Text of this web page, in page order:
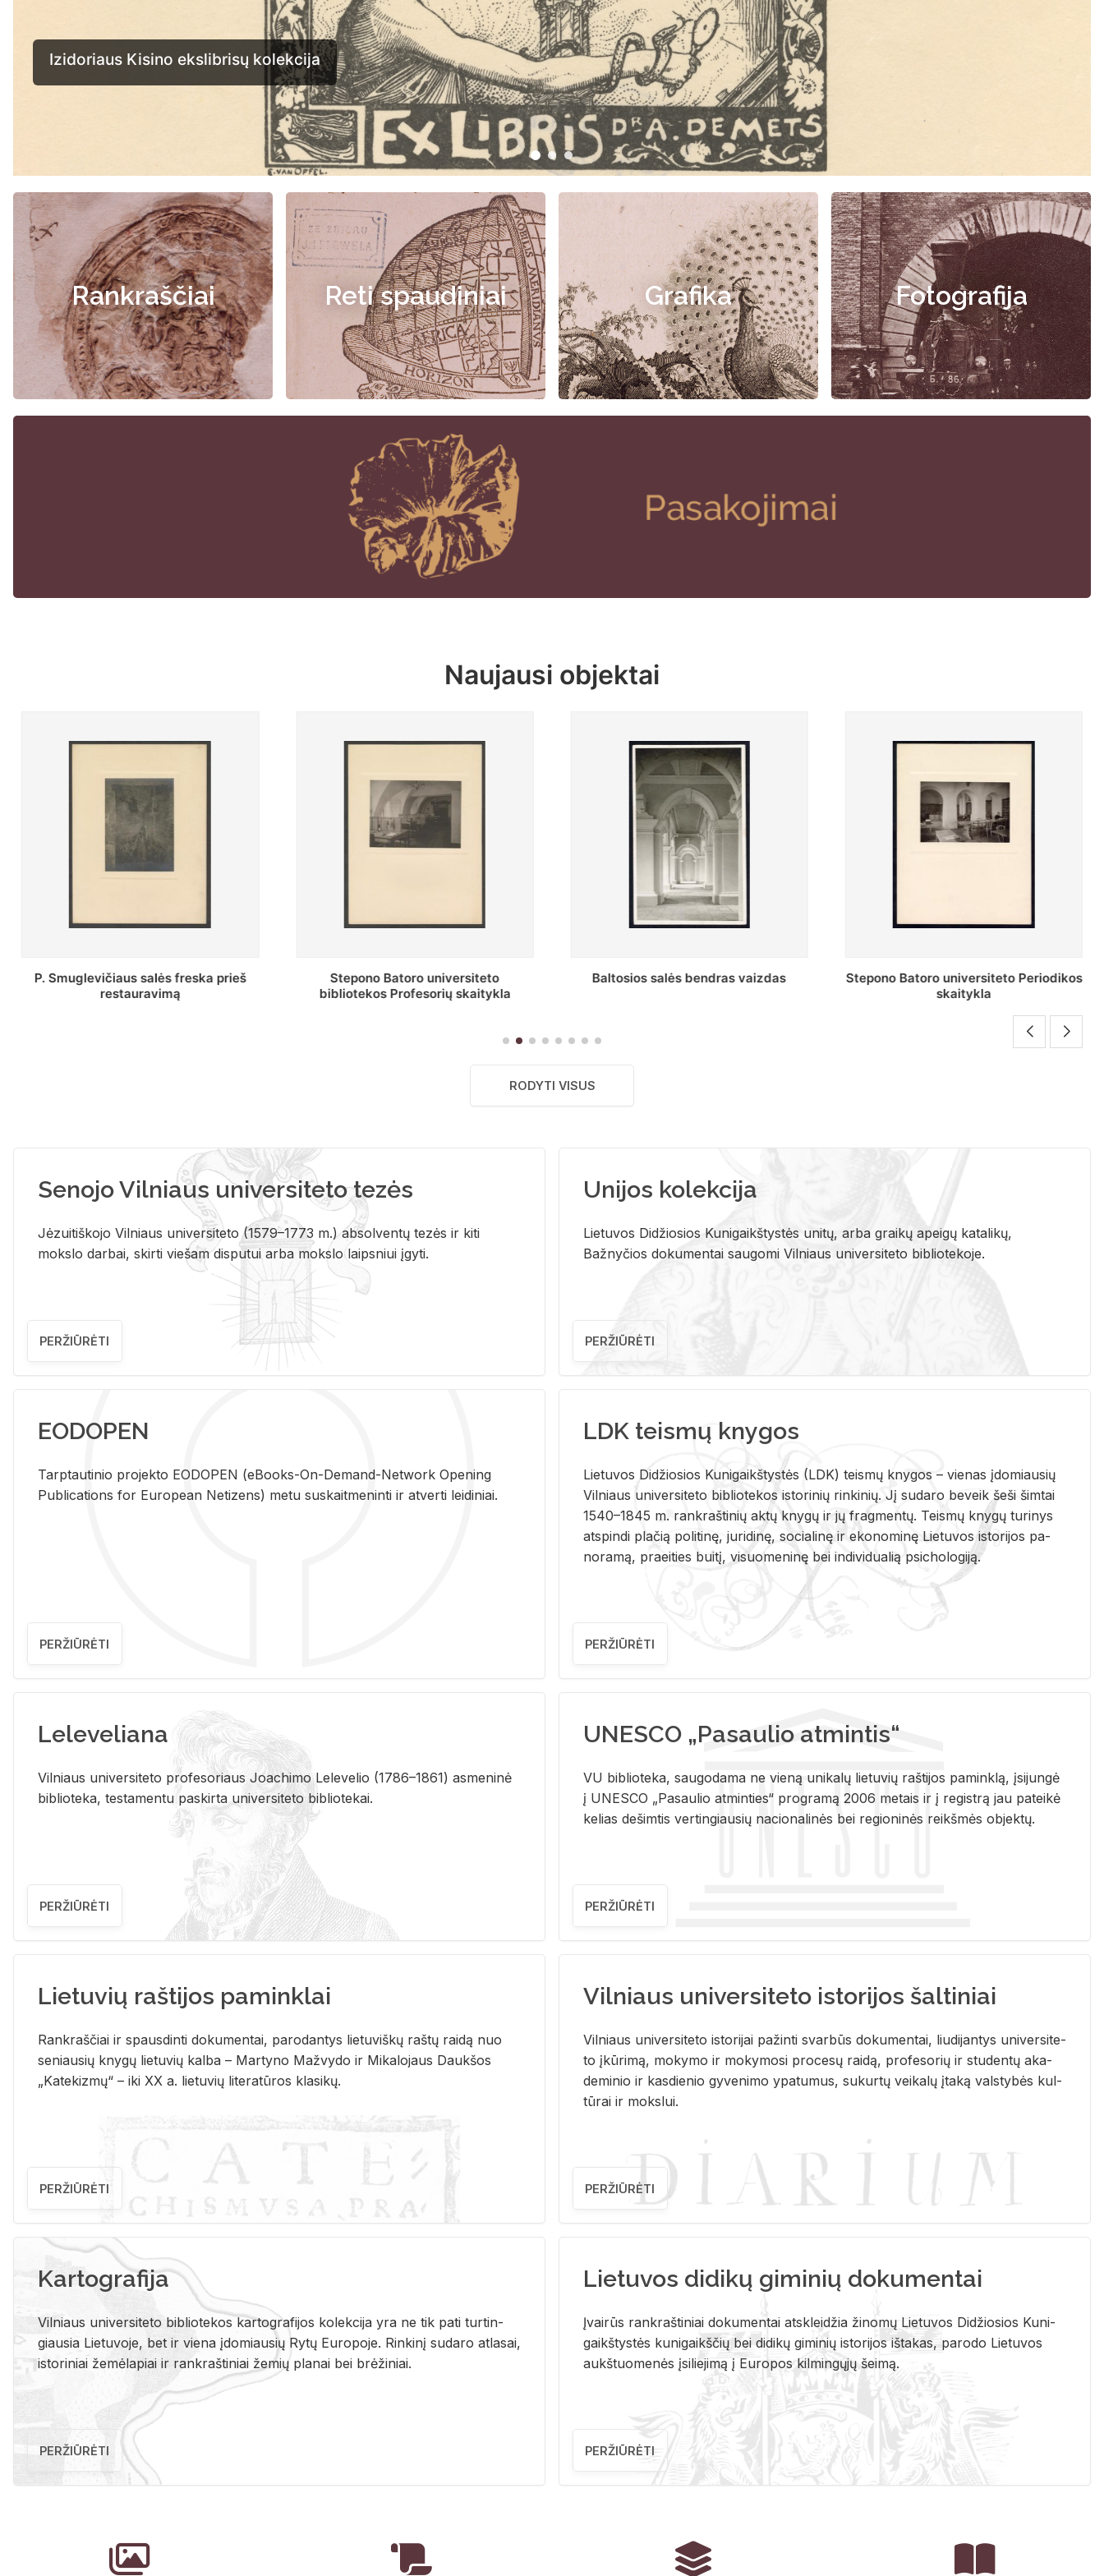
Rankraščiai Reti spaudiniai Grafika Fotografija
Naujausi objektai
Stepono Batoro universiteto
bibliotekos Profesorių skaitykla
Baltosios salės bendras vaizdas
Stepono Batoro universiteto Periodikos
Periodikos skaitykla Stepono
universiteto bibliotekoje
RODYTI VISUS
Senojo Vilniaus universiteto tezės
Jėzuitiškojo Vilniaus universiteto (1579–1773 m.) absolventų tezės ir kiti
mokslo darbai, skirti viešam disputui arba mokslo laipsniui įgyti.
PERŽIŪRĖTI
Unijos kolekcija
Lietuvos Didžiosios Kunigaikštystės unitų, arba graikų apeigų katalikų,
Bažnyčios dokumentai saugomi Vilniaus universiteto bibliotekoje.
PERŽIŪRĖTI
EODOPEN
Tarp­tau­ti­nio pro­jek­to EO­DO­PEN (eBo­oks-On-De­mand-Ne­twork Ope­ning
Pub­li­ca­tions for Eu­ro­pe­an Ne­ti­zens) metu su­skait­me­nin­ti ir at­ver­ti lei­di­niai.
PERŽIŪRĖTI
LDK teismų knygos
Lie­tu­vos Di­džio­sios Ku­ni­gaikš­tys­tės (LDK) teis­mų kny­gos – vie­nas įdo­miau­sių
Vil­niaus uni­ver­si­te­to bi­b­lio­te­kos is­to­ri­nių rin­ki­nių. Jį su­da­ro be­veik šeši šim­tai
1540–1845 m. rank­raš­ti­nių aktų kny­gų ir jų frag­men­tų. Teis­mų kny­gų tu­ri­nys
at­spin­di pla­čią po­li­ti­nę, ju­ri­di­nę, so­cia­li­nę ir eko­no­mi­nę Lie­tu­vos is­to­ri­jos pa­
no­ra­mą, pra­ei­ties bui­tį, vi­suo­me­ni­nę bei in­di­vi­dua­lią psi­cho­lo­gi­ją.
PERŽIŪRĖTI
Leleveliana
Vil­niaus uni­ver­si­te­to pro­fe­so­riaus Jo­a­chi­mo Le­le­ve­lio (1786–1861) as­me­ni­nė
bi­b­lio­te­ka, te­sta­men­tu pa­skir­ta uni­ver­si­te­to bi­b­lio­te­kai.
PERŽIŪRĖTI
UNESCO „Pasaulio atmintis“
VU biblioteka, saugodama ne vieną unikalų lietuvių raštijos paminklą, įsijungė
į UNESCO „Pasaulio atminties“ programą 2006 metais ir į registrą jau pateikė
kelias dešimtis vertingiausių nacionalinės bei regioninės reikšmės objektų.
PERŽIŪRĖTI
Lietuvių raštijos paminklai
Rank­raš­čiai ir spaus­din­ti do­ku­men­tai, pa­ro­dan­tys lie­tu­viš­kų raš­tų rai­dą nuo
se­niau­sių kny­gų lie­tu­vių kal­ba – Mar­ty­no Ma­žvy­do ir Mi­ka­lo­jaus Dauk­šos
„Ka­te­kiz­mų“ – iki XX a. lie­tu­vių li­te­ra­tū­ros kla­si­kų.
PERŽIŪRĖTI
Vilniaus universiteto istorijos šaltiniai
Vil­niaus uni­ver­si­te­to is­to­ri­jai pa­žin­ti svar­būs do­ku­men­tai, liu­di­jan­tys uni­ver­si­te­
to įkū­ri­mą, mo­ky­mo ir mo­ky­mo­si pro­ce­sų rai­dą, pro­fe­so­rių ir stu­den­tų aka­
de­mi­nio ir kas­die­nio gy­ve­ni­mo ypa­tu­mus, su­kur­tų vei­ka­lų įta­ką vals­ty­bės kul­
tū­rai ir moks­lui.
PERŽIŪRĖTI
Kartografija
Vil­niaus uni­ver­si­te­to bi­b­lio­te­kos kar­to­gra­fi­jos ko­lek­ci­ja yra ne tik pati tur­tin­
giau­sia Lie­tu­vo­je, bet ir vie­na įdo­miau­sių Rytų Eu­ro­po­je. Rin­ki­nį su­da­ro at­la­sai,
is­to­ri­niai že­mė­la­piai ir rank­raš­ti­niai že­mių pla­nai bei brė­ži­niai.
PERŽIŪRĖTI
Lietuvos didikų giminių dokumentai
Įvai­rūs rank­raš­ti­niai do­ku­men­tai at­sklei­džia ži­no­mų Lie­tu­vos Di­džio­sios Ku­ni­
gaikš­tys­tės ku­ni­gaikš­čių bei di­di­kų gi­mi­nių is­to­ri­jos iš­ta­kas, pa­ro­do Lie­tu­vos
aukš­tuo­me­nės įsi­lie­ji­mą į Eu­ro­pos kil­min­gų­jų šei­mą.
PERŽIŪRĖTI